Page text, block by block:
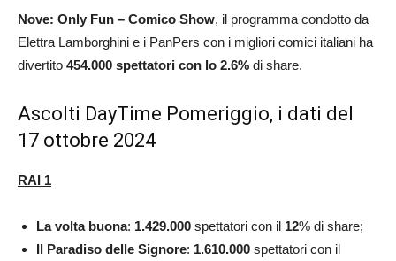
Nove: Only Fun – Comico Show, il programma condotto da
Elettra Lamborghini e i PanPers con i migliori comici italiani ha
divertito 454.000 spettatori con lo 2.6% di share.
Ascolti DayTime Pomeriggio, i dati del
17 ottobre 2024
RAI 1
La volta buona: 1.429.000 spettatori con il 12% di share;
Il Paradiso delle Signore: 1.610.000 spettatori con il